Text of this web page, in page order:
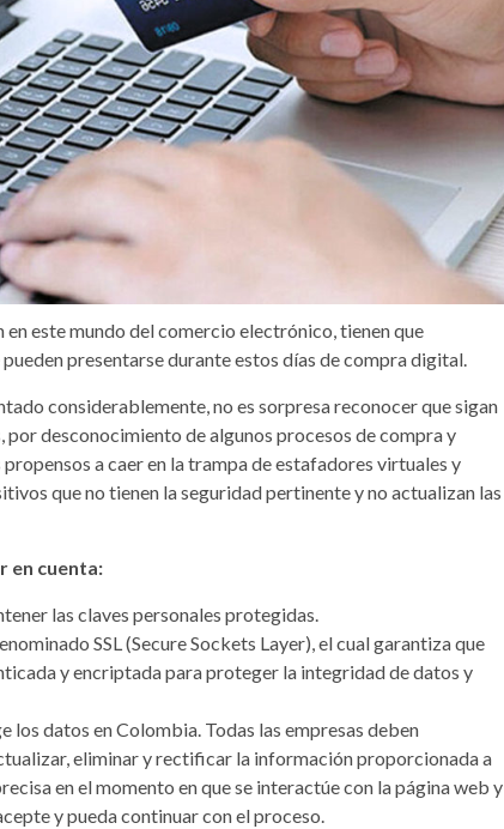
en este mundo del comercio electrónico, tienen que
presentarse durante estos días de compra digital.
considerablemente, no es sorpresa reconocer que sigan
desconocimiento de algunos procesos de compra y
a caer en la trampa de estafadores virtuales y
que no tienen la seguridad pertinente y no actualizan las
en cuenta:
las claves personales protegidas.
SSL (Secure Sockets Layer), el cual garantiza que
y encriptada para proteger la integridad de datos y
los datos en Colombia. Todas las empresas deben
eliminar y rectificar la información proporcionada a
en el momento en que se interactúe con la página web y
y pueda continuar con el proceso.